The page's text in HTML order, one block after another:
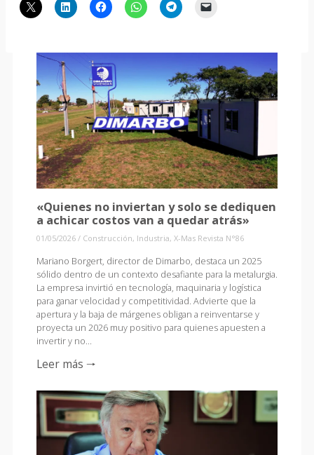
«Quienes no inviertan y solo se dediquen
a achicar costos van a quedar atrás»
01/05/2026 / Construcción, Industria, X-Mas Revista N°86
Mariano Borgert, director de Dimarbo, destaca un 2025
sólido dentro de un contexto desafiante para la metalurgia.
La empresa invirtió en tecnología, maquinaria y logística
para ganar velocidad y competitividad. Advierte que la
apertura y la baja de márgenes obligan a reinventarse y
proyecta un 2026 muy positivo para quienes apuesten a
invertir y no…
Leer más 🠒